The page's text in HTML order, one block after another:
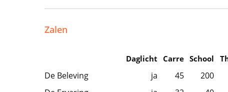
Zalen
Daglicht Carre School
De Beleving ja 45 200